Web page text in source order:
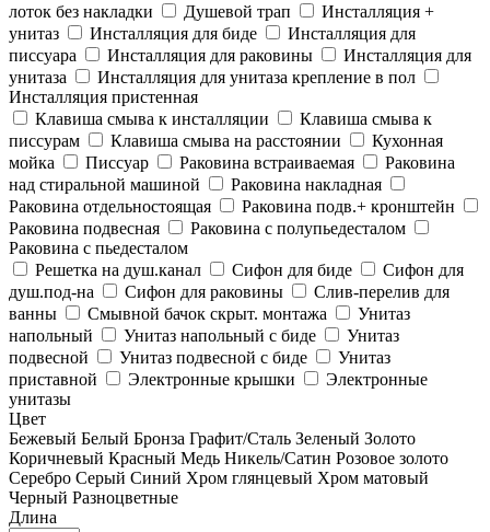
лоток без накладки
Душевой трап
Инсталляция +
унитаз
Инсталляция для биде
Инсталляция для
писсуара
Инсталляция для раковины
Инсталляция для
унитаза
Инсталляция для унитаза крепление в пол
Инсталляция пристенная
Клавиша смыва к инсталляции
Клавиша смыва к
писсурам
Клавиша смыва на расстоянии
Кухонная
мойка
Писсуар Раковина встраиваемая
Раковина
над стиральной машиной
Раковина накладная
Раковина отдельностоящая
Раковина подв.+ кронштейн
Раковина подвесная
Раковина с полупьедесталом
Раковина с пьедесталом
Решетка на душ.канал
Сифон для биде
Сифон для
душ.под-на
Сифон для раковины
Слив-перелив для
ванны
Смывной бачок скрыт. монтажа
Унитаз
напольный
Унитаз напольный с биде
Унитаз
подвесной
Унитаз подвесной с биде
Унитаз
приставной
Электронные крышки
Электронные
унитазы
Цвет
Бежевый Белый Бронза Графит/Сталь Зеленый Золото
Коричневый Красный Медь Никель/Сатин Розовое золото
Серебро Серый Синий Хром глянцевый Хром матовый
Черный Разноцветные
Длина